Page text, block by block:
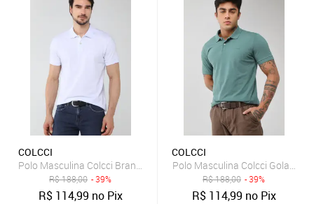
COLCCI
Polo Masculina Colcci Branca
R$188,00 - 39%
R$ 114,99 no Pix
COLCCI
Polo Masculina Colcci Gola
R$188,00 - 39%
R$ 114,99 no Pix